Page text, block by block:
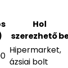
Hol
szerezhető
Hipermarket,
ázsiai bolt